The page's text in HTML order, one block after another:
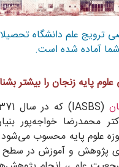
است ویک مطالعه
فراری در سنین جوانی‌اش، احتمالاً سیاهچاله‌ای با جرم بیش از 100 برابر
سیاهچاله‌های شناخته شده به
ترویج علم دانشگاه
آماده شده است.
پایه زنجان را بیشتر
(IASBS) که در سال 1371 توسط دکتر
محمدرضا خواجه‌پور
علوم پایه محسوب می‌شود.
پژوهش و آموزش در سطح